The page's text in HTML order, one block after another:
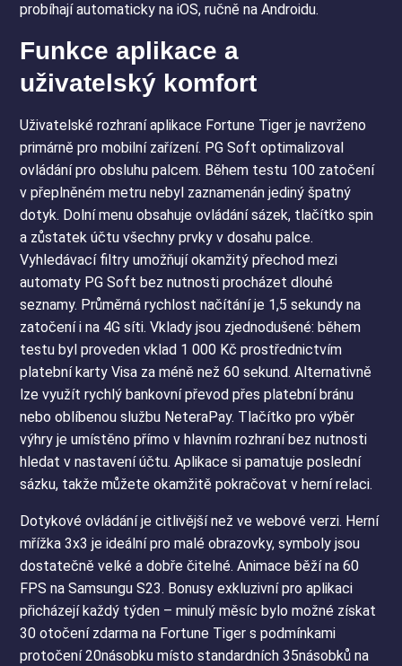
probíhají automaticky na iOS, ručně na Androidu.
Funkce aplikace a
uživatelský komfort
Uživatelské rozhraní aplikace Fortune Tiger je navrženo
primárně pro mobilní zařízení. PG Soft optimalizoval
ovládání pro obsluhu palcem. Během testu 100 zatočení
v přeplněném metru nebyl zaznamenán jediný špatný
dotyk. Dolní menu obsahuje ovládání sázek, tlačítko spin
a zůstatek účtu všechny prvky v dosahu palce.
Vyhledávací filtry umožňují okamžitý přechod mezi
automaty PG Soft bez nutnosti procházet dlouhé
seznamy. Průměrná rychlost načítání je 1,5 sekundy na
zatočení i na 4G síti. Vklady jsou zjednodušené: během
testu byl proveden vklad 1 000 Kč prostřednictvím
platební karty Visa za méně než 60 sekund. Alternativně
lze využít rychlý bankovní převod přes platební bránu
nebo oblíbenou službu NeteraPay. Tlačítko pro výběr
výhry je umístěno přímo v hlavním rozhraní bez nutnosti
hledat v nastavení účtu. Aplikace si pamatuje poslední
sázku, takže můžete okamžitě pokračovat v herní relaci.
Dotykové ovládání je citlivější než ve webové verzi. Herní
mřížka 3x3 je ideální pro malé obrazovky, symboly jsou
dostatečně velké a dobře čitelné. Animace běží na 60
FPS na Samsungu S23. Bonusy exkluzivní pro aplikaci
přicházejí každý týden – minulý měsíc bylo možné získat
30 otočení zdarma na Fortune Tiger s podmínkami
protočení 20násobku místo standardních 35násobků na